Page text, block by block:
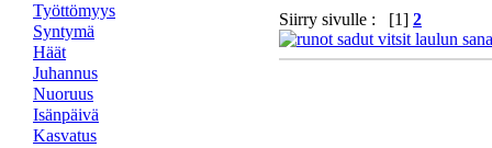
Työttömyys
Syntymä
Häät
Juhannus
Nuoruus
Isänpäivä
Kasvatus
Siirry sivulle : [1] 2